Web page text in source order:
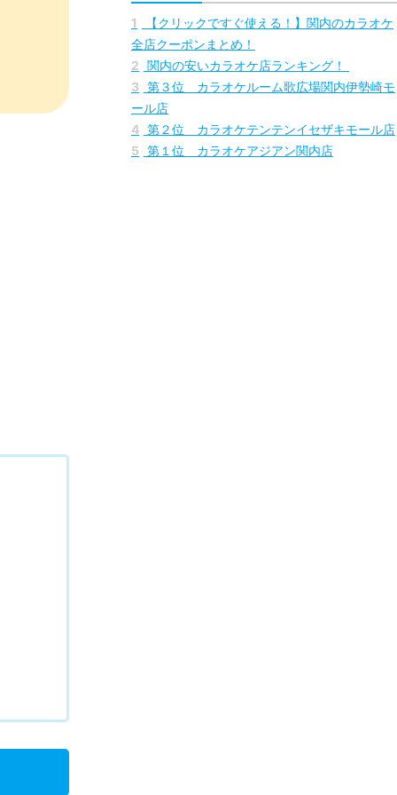
1
【クリックですぐ使える！】関内のカラオケ
全店クーポンまとめ！
2 関内の安いカラオケ店ランキング！
3 第３位 カラオケルーム歌広場関内伊勢崎モ
ール店
4 第２位 カラオケテンテンイセザキモール店
5 第１位 カラオケアジアン関内店